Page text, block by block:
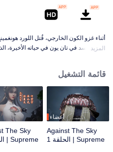
أثناء غزو الكون الخارجي، قُتل اللورد
حياة. تجسد في تان يون في حياته الأخيرة،
تان يون لموت عائلته ووحد القارة بأكملها.
المزيد
قائمة التشغيل
أعضاء
Against The Sky
Supreme | الحلقة 1
The Sky
Supreme | الحلقة 2